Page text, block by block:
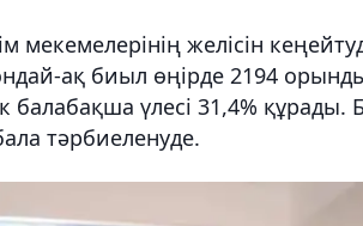
мекемелерінің желісін
ақ биыл өңірде 2194
үлесі 31,4% құрады.
тәрбиеленуде.